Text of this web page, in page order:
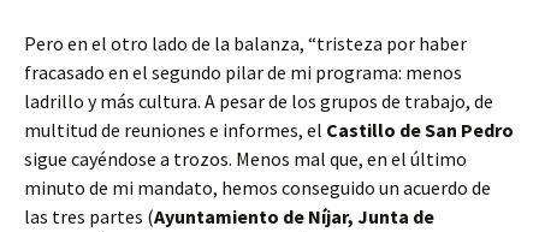
Pero en el otro lado de la balanza, “tristeza por haber
fracasado en el segundo pilar de mi programa: menos
ladrillo y más cultura. A pesar de los grupos de trabajo, de
multitud de reuniones e informes, el Castillo de San Pedro
sigue cayéndose a trozos. Menos mal que, en el último
minuto de mi mandato, hemos conseguido un acuerdo de
las tres partes (Ayuntamiento de Níjar, Junta de